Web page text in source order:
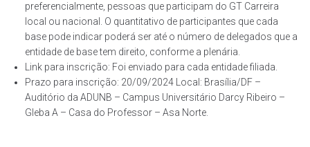
preferencialmente, pessoas que participam do GT Carreira
local ou nacional. O quantitativo de participantes que cada
base pode indicar poderá ser até o número de delegados que a
entidade de base tem direito, conforme a plenária.
Link para inscrição: Foi enviado para cada entidade filiada.
Prazo para inscrição: 20/09/2024 Local: Brasília/DF –
Auditório da ADUNB – Campus Universitário Darcy Ribeiro –
Gleba A – Casa do Professor – Asa Norte.